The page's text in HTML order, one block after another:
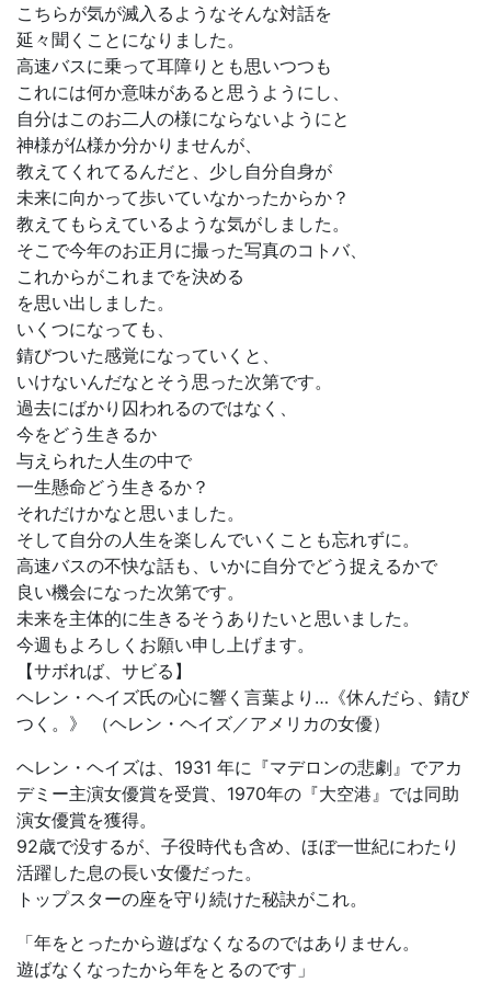
こちらが気が滅入るようなそんな対話を
延々聞くことになりました。
高速バスに乗って耳障りとも思いつつも
これには何か意味があると思うようにし、
自分はこのお二人の様にならないようにと
神様が仏様か分かりませんが、
教えてくれてるんだと、少し自分自身が
未来に向かって歩いていなかったからか？
教えてもらえているような気がしました。
そこで今年のお正月に撮った写真のコトバ、
これからがこれまでを決める
を思い出しました。
いくつになっても、
錆びついた感覚になっていくと、
いけないんだなとそう思った次第です。
過去にばかり囚われるのではなく、
今をどう生きるか
与えられた人生の中で
一生懸命どう生きるか？
それだけかなと思いました。
そして自分の人生を楽しんでいくことも忘れずに。
高速バスの不快な話も、いかに自分でどう捉えるかで
良い機会になった次第です。
未来を主体的に生きるそうありたいと思いました。
今週もよろしくお願い申し上げます。
【サボれば、サビる】
ヘレン・ヘイズ氏の心に響く言葉より…《休んだら、錆び
つく。》 （ヘレン・ヘイズ／アメリカの女優）
ヘレン・ヘイズは、1931 年に『マデロンの悲劇』でアカ
デミー主演女優賞を受賞、1970年の『大空港』では同助
演女優賞を獲得。
92歳で没するが、子役時代も含め、ほぼ一世紀にわたり
活躍した息の長い女優だった。
トップスターの座を守り続けた秘訣がこれ。
「年をとったから遊ばなくなるのではありません。
遊ばなくなったから年をとるのです」